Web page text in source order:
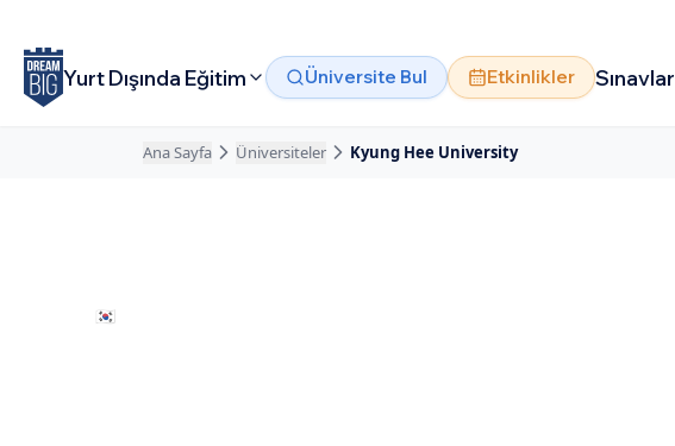
Yurt Dışında Eğitim Üniversite Bul Etkinlikler Sınavlar
Ana Sayfa Üniversiteler Kyung Hee University
🇰🇷